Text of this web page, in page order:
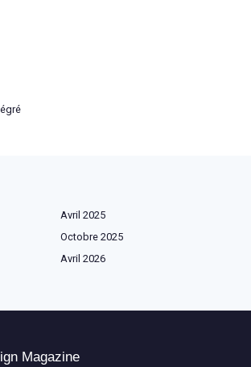
Avril 2025
Octobre 2025
Avril 2026
Magazine